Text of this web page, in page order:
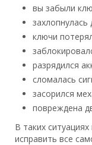
вы забыли
захлопнулась
ключи
разрядился
сломалась
засорился
повреждена
В таких
исправить все